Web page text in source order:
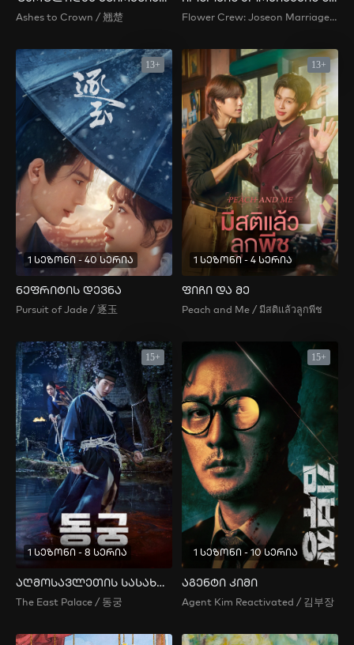
Ashes to Crown / 翘楚 Flower Crew: Joseon Marriage Agency / 꽃파당: 조선혼담공작소
13+
1 სეზონი - 40 სერია
ნეფრიტის დევნა
Pursuit of Jade / 逐玉
13+
1 სეზონი - 4 სერია
ფიჩი და მე
Peach and Me / มีสติแล้วลูกพีช
15+
1 სეზონი - 8 სერია
აღმოსავლეთის სასახლე
The East Palace / 동궁
15+
1 სეზონი - 10 სერია
აგენტი კიმი
Agent Kim Reactivated / 김부장